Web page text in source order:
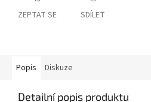
ZEPTAT SE SDÍLET
Popis Diskuze
Detailní popis produktu